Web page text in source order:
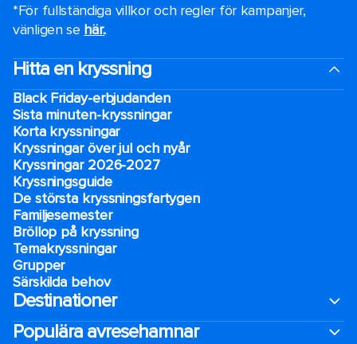
*För fullständiga villkor och regler för kampanjer,
vänligen se här..
Hitta en kryssning
Black Friday-erbjudanden
Sista minuten-kryssningar
Korta kryssningar
Kryssningar över jul och nyår
Kryssningar 2026-2027
Kryssningsguide
De största kryssningsfartygen
Familjesemester
Bröllop på kryssning
Temakryssningar
Grupper
Särskilda behov
Destinationer
Populära avresehamnar